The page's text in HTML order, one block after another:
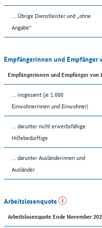
... Übrige Dienstleister und „ohne
Angabe“
Empfängerinnen und Empfänger
Empfängerinnen und Empfänger von
... insgesamt (je 1.000
Einwohnerinnen und Einwohner)
... darunter nicht erwerbsfähige
Hilfebedürftige
... darunter Ausländerinnen und
Ausländer
Arbeitslosenquote
Arbeitslosenquote Ende November